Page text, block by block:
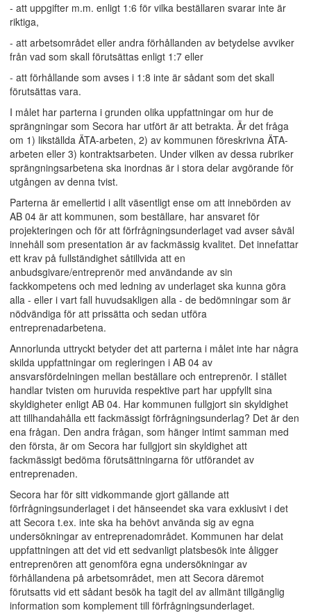
- att uppgifter m.m. enligt 1:6 för vilka beställaren svarar inte är
riktiga,
- att arbetsområdet eller andra förhållanden av betydelse avviker
från vad som skall förutsättas enligt 1:7 eller
- att förhållande som avses i 1:8 inte är sådant som det skall
förutsättas vara.
I målet har parterna i grunden olika uppfattningar om hur de
sprängningar som Secora har utfört är att betrakta. Är det fråga
om 1) likställda ÄTA-arbeten, 2) av kommunen föreskrivna ÄTA-
arbeten eller 3) kontraktsarbeten. Under vilken av dessa rubriker
sprängningsarbetena ska inordnas är i stora delar avgörande för
utgången av denna tvist.
Parterna är emellertid i allt väsentligt ense om att innebörden av
AB 04 är att kommunen, som beställare, har ansvaret för
projekteringen och för att förfrågningsunderlaget vad avser såväl
innehåll som presentation är av fackmässig kvalitet. Det innefattar
ett krav på fullständighet såtillvida att en
anbudsgivare/entreprenör med användande av sin
fackkompetens och med ledning av underlaget ska kunna göra
alla - eller i vart fall huvudsakligen alla - de bedömningar som är
nödvändiga för att prissätta och sedan utföra
entreprenadarbetena.
Annorlunda uttryckt betyder det att parterna i målet inte har några
skilda uppfattningar om regleringen i AB 04 av
ansvarsfördelningen mellan beställare och entreprenör. I stället
handlar tvisten om huruvida respektive part har uppfyllt sina
skyldigheter enligt AB 04. Har kommunen fullgjort sin skyldighet
att tillhandahålla ett fackmässigt förfrågningsunderlag? Det är den
ena frågan. Den andra frågan, som hänger intimt samman med
den första, är om Secora har fullgjort sin skyldighet att
fackmässigt bedöma förutsättningarna för utförandet av
entreprenaden.
Secora har för sitt vidkommande gjort gällande att
förfrågningsunderlaget i det hänseendet ska vara exklusivt i det
att Secora t.ex. inte ska ha behövt använda sig av egna
undersökningar av entreprenadområdet. Kommunen har delat
uppfattningen att det vid ett sedvanligt platsbesök inte åligger
entreprenören att genomföra egna undersökningar av
förhållandena på arbetsområdet, men att Secora däremot
förutsatts vid ett sådant besök ha tagit del av allmänt tillgänglig
information som komplement till förfrågningsunderlaget.